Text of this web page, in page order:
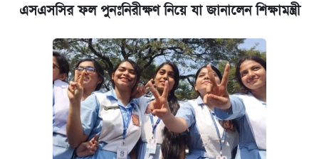
এসএসসির ফল পুনঃনিরীক্ষণ নিয়ে যা জানালেন শিক্ষামন্ত্রী